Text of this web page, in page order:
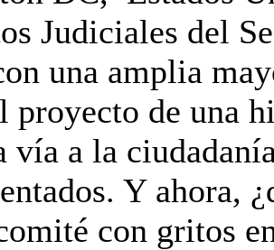
Judiciales del
una amplia
proyecto de una
vía a la
Y ahora,
con gritos